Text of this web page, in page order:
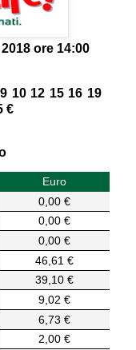
ore 14:00
10 12 15 16 19
€
Euro
0,00 €
0,00 €
0,00 €
46,61 €
39,10 €
9,02 €
6,73 €
2,00 €